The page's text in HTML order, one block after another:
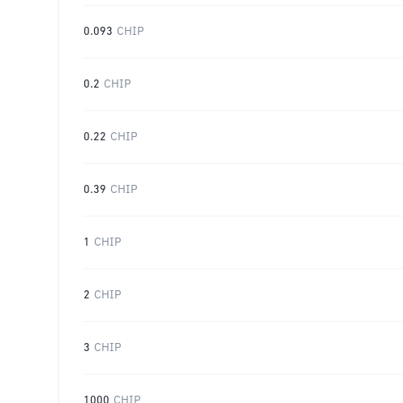
0.093 CHIP
0.2 CHIP
0.22 CHIP
0.39 CHIP
1 CHIP
2 CHIP
3 CHIP
1000 CHIP